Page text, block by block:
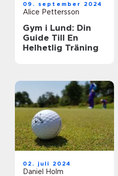
09. september 2024
Alice Pettersson
Gym i Lund: Din
Guide Till En
Helhetlig Träning
02. juli 2024
Daniel Holm